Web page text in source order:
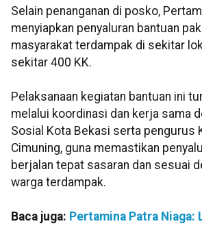
Selain penanganan di posko,
menyiapkan penyaluran bantuan
masyarakat terdampak di sekitar
sekitar 400 KK.
Pelaksanaan kegiatan bantuan ini
melalui koordinasi dan kerja sama
Sosial Kota Bekasi serta pengurus
Cimuning, guna memastikan
berjalan tepat sasaran dan sesuai
warga terdampak.
Baca juga: Pertamina Patra Niaga: